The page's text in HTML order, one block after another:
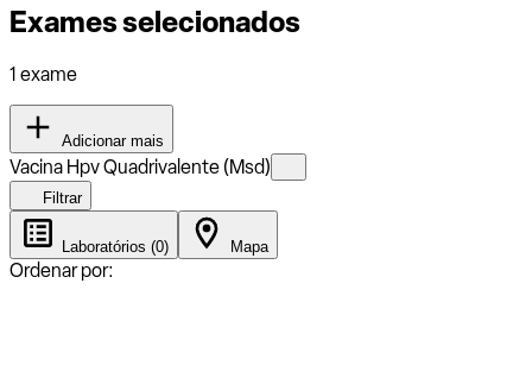
Exames selecionados
1 exame
Adicionar mais
Vacina Hpv Quadrivalente (Msd)
Filtrar
Laboratórios (0) Mapa
Ordenar por: